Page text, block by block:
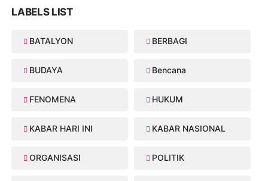
LABELS LIST
BATALYON BERBAGI
BUDAYA Bencana
FENOMENA HUKUM
KABAR HARI INI KABAR NASIONAL
ORGANISASI POLITIK